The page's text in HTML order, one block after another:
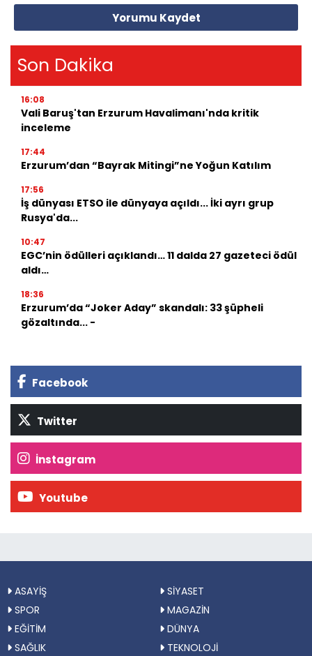
Yorumu Kaydet
Son Dakika
16:08
Vali Baruş'tan Erzurum Havalimanı'nda kritik
inceleme
17:44
Erzurum’dan “Bayrak Mitingi”ne Yoğun Katılım
17:56
İş dünyası ETSO ile dünyaya açıldı... İki ayrı grup
Rusya'da...
10:47
EGC’nin ödülleri açıklandı… 11 dalda 27 gazeteci ödül
aldı…
18:36
Erzurum’da “Joker Aday” skandalı: 33 şüpheli
gözaltında... -
Facebook
Twitter
İnstagram
Youtube
ASAYİŞ
SİYASET
SPOR
MAGAZİN
EĞİTİM
DÜNYA
SAĞLIK
TEKNOLOJİ